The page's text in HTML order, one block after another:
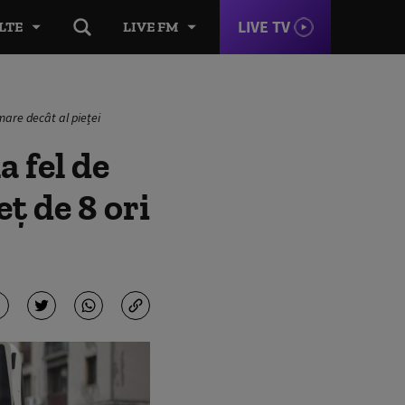
LIVE FM LIVE TV
decât al pieței
fel de
de 8 ori